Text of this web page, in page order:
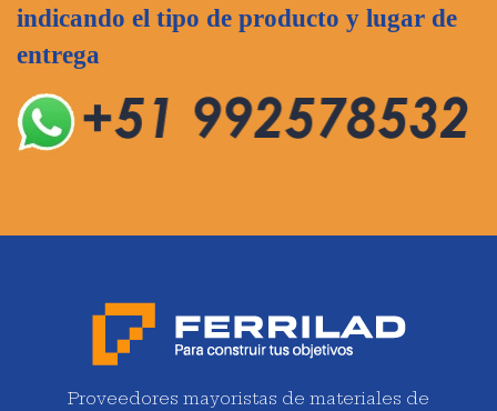
indicando el tipo de producto y lugar de
entrega
Proveedores mayoristas de materiales de